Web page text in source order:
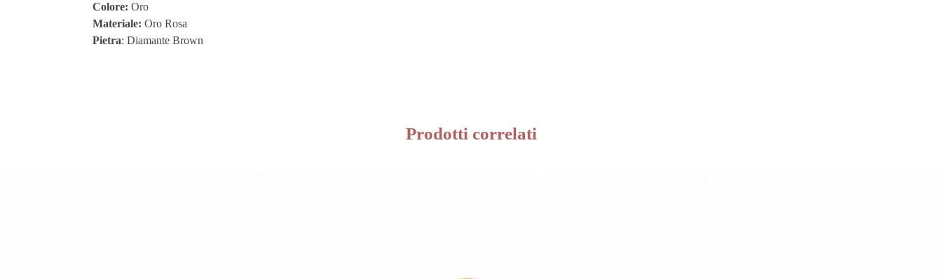
Colore: Oro
Materiale: Oro Rosa
Pietra: Diamante Brown
Prodotti correlati